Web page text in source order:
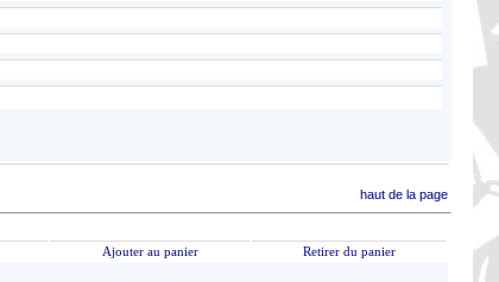
haut de la page
Ajouter au panier Retirer du panier